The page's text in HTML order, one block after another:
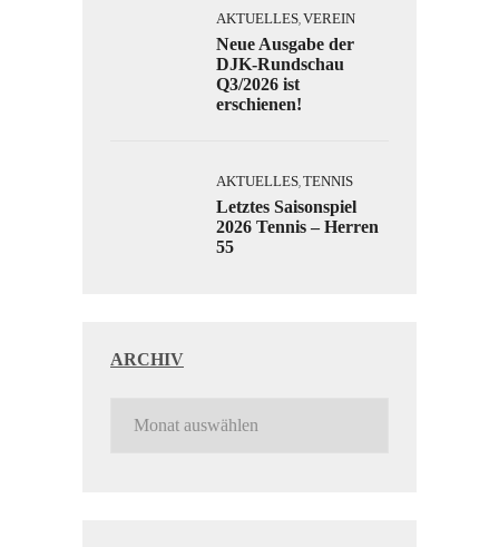
AKTUELLES, VEREIN
Neue Ausgabe der
DJK-Rundschau
Q3/2026 ist
erschienen!
AKTUELLES, TENNIS
Letztes Saisonspiel
2026 Tennis – Herren
55
ARCHIV